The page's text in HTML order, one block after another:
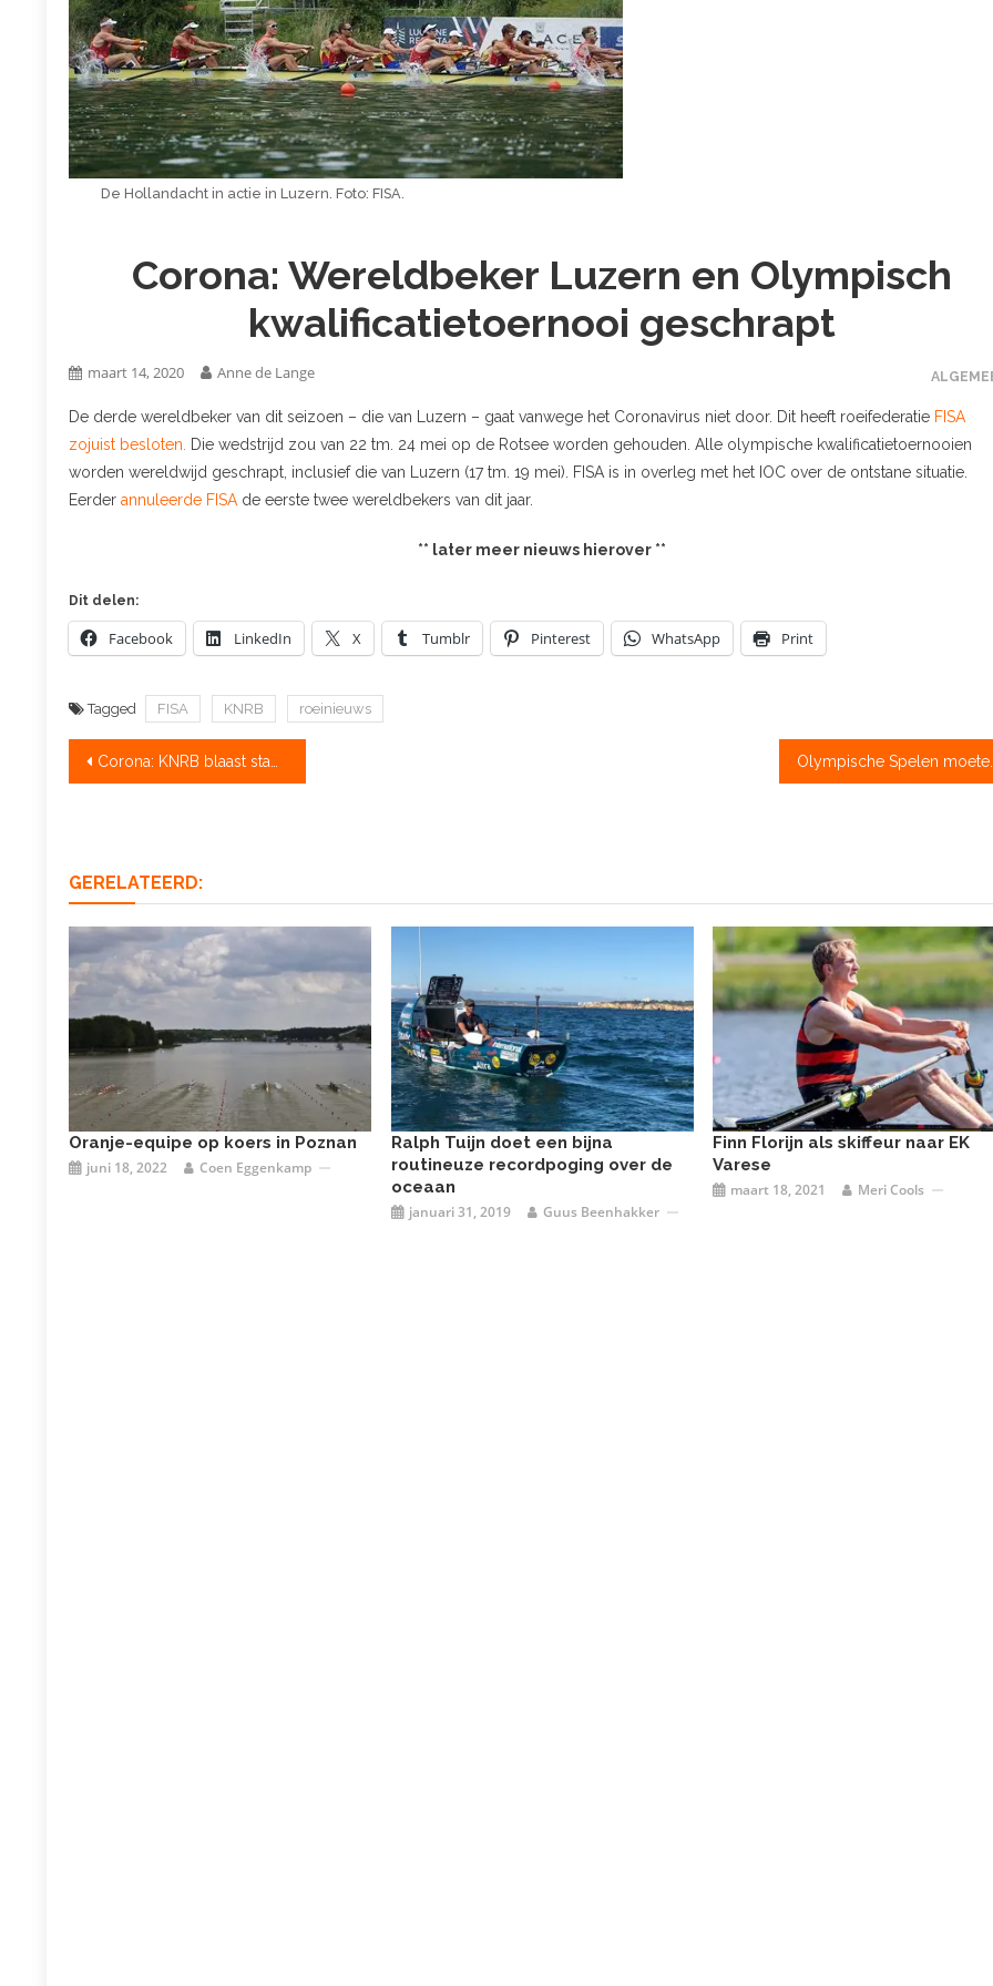
De Hollandacht in actie in Luzern. Foto: FISA.
Corona: Wereldbeker Luzern en Olympisch
kwalificatietoernooi geschrapt
maart 14, 2020 Anne de Lange
De derde wereldbeker van dit seizoen – die van Luzern – gaat vanwege het Coronavirus niet door. Dit heeft roeifederatie FISA
zojuist besloten.
Die wedstrijd zou van 22 tm. 24 mei op de Rotsee worden gehouden. Alle olympische kwalificatietoernooien
worden wereldwijd geschrapt, inclusief die van Luzern (17 tm. 19 mei). FISA is in overleg met het IOC over de ontstane situatie.
Eerder annuleerde FISA de eerste twee wereldbekers van dit jaar.
** later meer nieuws hierover **
Dit delen:
Facebook LinkedIn X Tumblr Pinterest WhatsApp Print
Tagged FISA KNRB roeinieuws
Bericht
Corona: KNRB blaast stages Avis en Pusiano af Olympische Spelen
GERELATEERD:
Oranje-equipe op koers in Poznan
juni 18, 2022 Coen Eggenkamp
Ralph Tuijn doet een bijna
routineuze recordpoging over de
oceaan
januari 31, 2019 Guus Beenhakker
Finn Florijn als skiffeur naar EK
Varese
maart 18, 2021 Meri Cools